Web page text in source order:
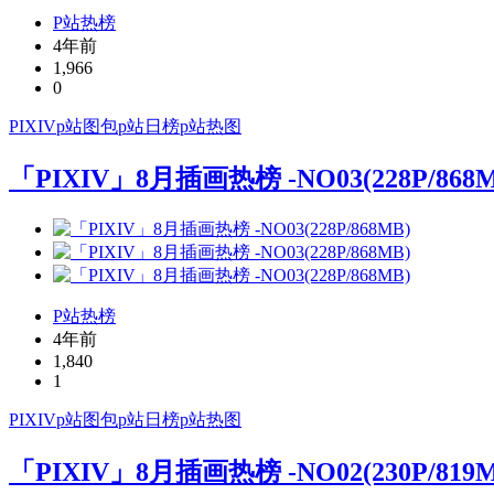
P站热榜
4年前
1,966
0
PIXIVp站图包p站日榜p站热图
「PIXIV」8月插画热榜 -NO03(228P/
P站热榜
4年前
1,840
1
PIXIVp站图包p站日榜p站热图
「PIXIV」8月插画热榜 -NO02(230P/